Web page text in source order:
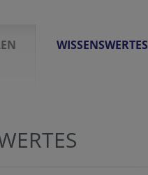
WISSENSWERTES